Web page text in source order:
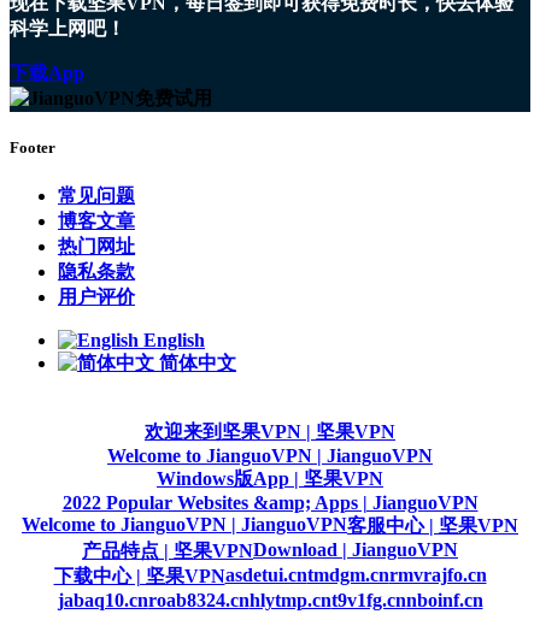
科学上网吧！
下载App
Footer
常见问题
博客文章
热门网址
隐私条款
用户评价
English
简体中文
欢迎来到坚果VPN | 坚果VPN
Welcome to JianguoVPN | JianguoVPN
Windows版App | 坚果VPN
2022 Popular Websites &amp; Apps | JianguoVPN
Welcome to JianguoVPN | JianguoVPN客服中心 | 坚果VPN
产品特点 | 坚果VPNDownload | JianguoVPN
下载中心 | 坚果VPNasdetui.cntmdgm.cnrmvrajfo.cn
jabaq10.cnroab8324.cnhlytmp.cnt9v1fg.cnnboinf.cn